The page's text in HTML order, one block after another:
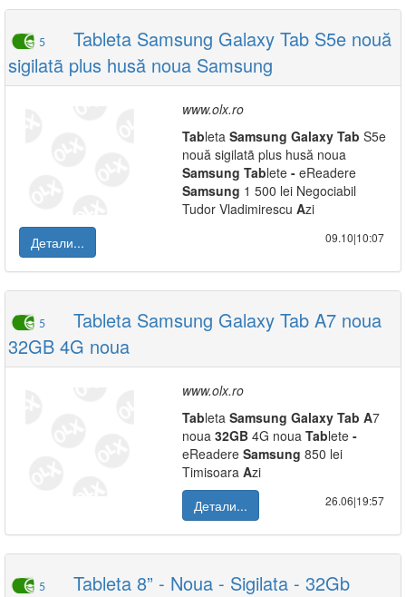
5
Tableta Samsung Galaxy Tab S5e nouă
sigilatã plus husă noua Samsung
www.olx.ro
Tableta Samsung Galaxy Tab S5e
nouă sigilatã plus husă noua
Samsung Tablete - eReadere
Samsung 1 500 lei Negociabil
Tudor Vladimirescu Azi
Детали...
09.10|10:07
5
Tableta Samsung Galaxy Tab A7 noua
32GB 4G noua
www.olx.ro
Tableta Samsung Galaxy Tab A7
noua 32GB 4G noua Tablete -
eReadere Samsung 850 lei
Timisoara Azi
Детали...
26.06|19:57
5 Tableta 8” - Noua - Sigilata - 32Gb